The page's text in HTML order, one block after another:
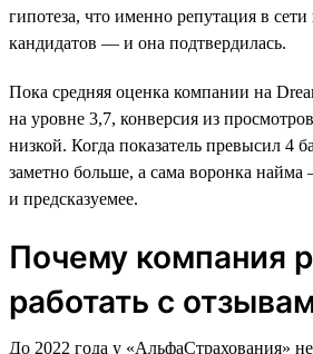
гипотеза, что именно репутация в
кандидатов — и она подтвердилась.
Пока средняя оценка компании на
на уровне 3,7, конверсия из
низкой. Когда показатель превысил 4
заметно больше, а сама воронка
и предсказуемее.
Почему компания
работать с
До 2022 года у «АльфаСтрахования»